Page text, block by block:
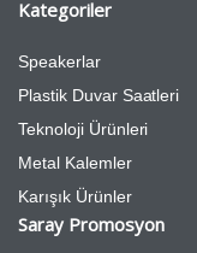
Kategoriler
Speakerlar
Plastik Duvar Saatleri
Teknoloji Ürünleri
Metal Kalemler
Karışık Ürünler
Saray Promosyon